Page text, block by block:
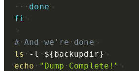
done
fi
# And we're
done
ls
-l
${backupdir}
echo
"Dump
Complete!"